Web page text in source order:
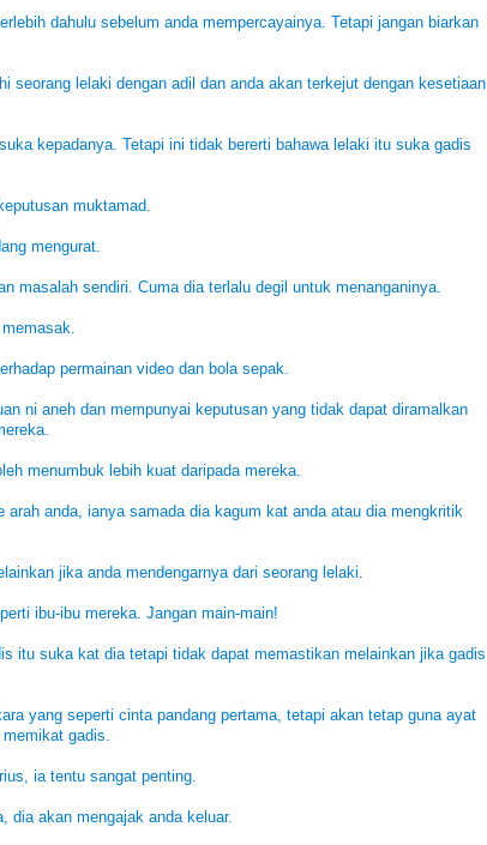
dahulu sebelum anda mempercayainya. Tetapi jangan biarkan
seorang lelaki dengan adil dan anda akan terkejut dengan kesetiaan
kepadanya. Tetapi ini tidak bererti bahawa lelaki itu suka gadis
muktamad.
mengurat.
masalah sendiri. Cuma dia terlalu degil untuk menanganinya.
permainan video dan bola sepak.
ni aneh dan mempunyai keputusan yang tidak dapat diramalkan
menumbuk lebih kuat daripada mereka.
arah anda, ianya samada dia kagum kat anda atau dia mengkritik
jika anda mendengarnya dari seorang lelaki.
ibu-ibu mereka. Jangan main-main!
itu suka kat dia tetapi tidak dapat memastikan melainkan jika gadis
yang seperti cinta pandang pertama, tetapi akan tetap guna ayat
gadis.
ia tentu sangat penting.
dia akan mengajak anda keluar.